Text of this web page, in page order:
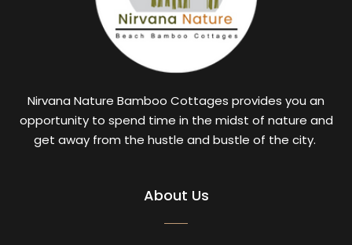
Nirvana Nature Bamboo Cottages provides you an
opportunity to spend time in the midst of nature and
get away from the hustle and bustle of the city.
About Us